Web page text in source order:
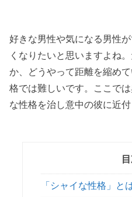
好きな男性や気になる男性
くなりたいと思いますよね
か、どうやって距離を縮め
格では難しいです。ここで
な性格を治し意中の彼に近
「シャイな性格」と